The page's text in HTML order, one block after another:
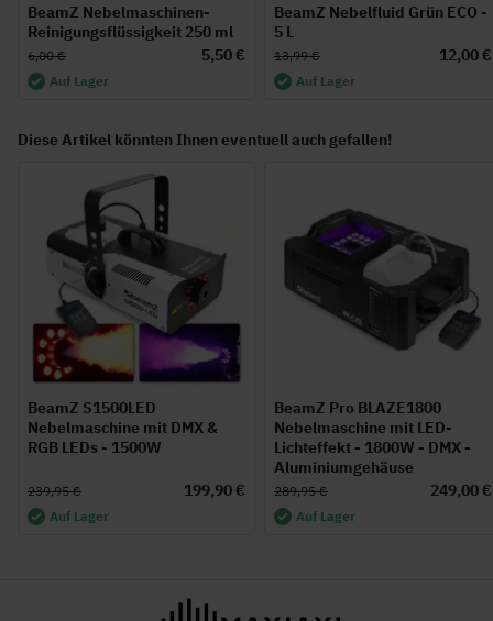
BeamZ Nebelmaschinen-
Reinigungsflüssigkeit 250 ml
5,50 €
6,00 €
Auf Lager
BeamZ Nebelfluid Grün ECO -
5 L
12,00 €
13,99 €
Auf Lager
Diese Artikel könnten Ihnen eventuell auch gefallen!
BeamZ S1500LED
Nebelmaschine mit DMX &
RGB LEDs - 1500W
199,90 €
239,95 €
Auf Lager
BeamZ Pro BLAZE1800
Nebelmaschine mit LED-
Lichteffekt - 1800W - DMX -
Aluminiumgehäuse
249,00 €
289,95 €
Auf Lager